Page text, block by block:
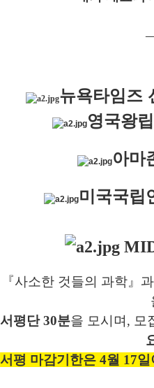
뉴욕타임즈
영국왕
아마
미국국립
『사소한 것들의 과학』
서평단 30분을 모시며, 모
서평 마감기한은 4월 17